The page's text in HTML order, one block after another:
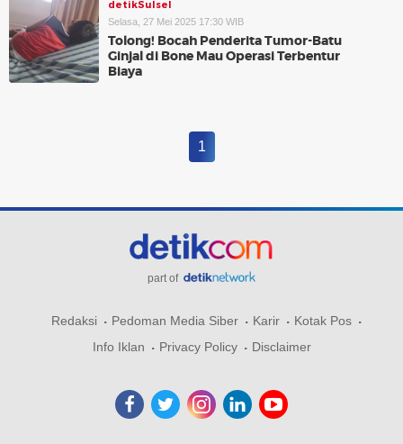
detikSulsel
Selasa, 27 Mei 2025 17:30 WIB
Tolong! Bocah Penderita Tumor-Batu
Ginjal di Bone Mau Operasi Terbentur
Biaya
1
part of
Redaksi Pedoman Media Siber Karir
Kotak Pos
Info Iklan
Privacy Policy Disclaimer